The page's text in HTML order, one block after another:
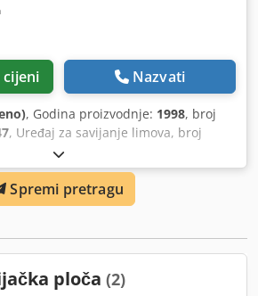
Nazvati
, Godina proizvodnje: 1998, broj
, Uređaj za savijanje limova, broj
proizvodnje 1998, u dobrom stanju,
ste zainteresirani, rado ćemo vas
strojevima u našoj tvrtki. Srdačno ste
stroj u našoj tvrtki nakon što
Spremi pretragu
ploča (2)